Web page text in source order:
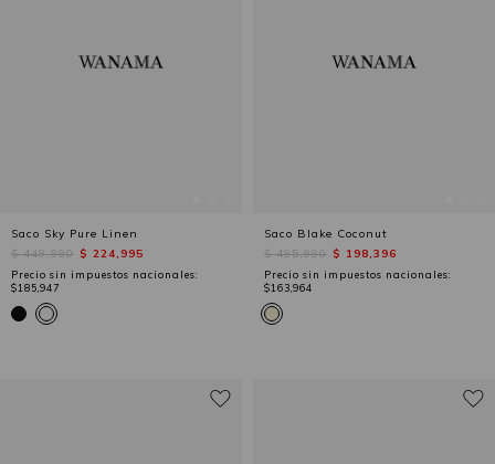
Saco Sky Pure Linen
$ 449,990 $ 224,995
Precio sin impuestos nacionales:
$185,947
Saco Blake Coconut
$ 495,990 $ 198,396
Precio sin impuestos nacionales:
$163,964